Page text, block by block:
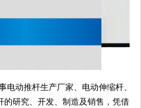
动推杆生产厂家、电动伸缩杆、
研究、开发、制造及销售，凭借